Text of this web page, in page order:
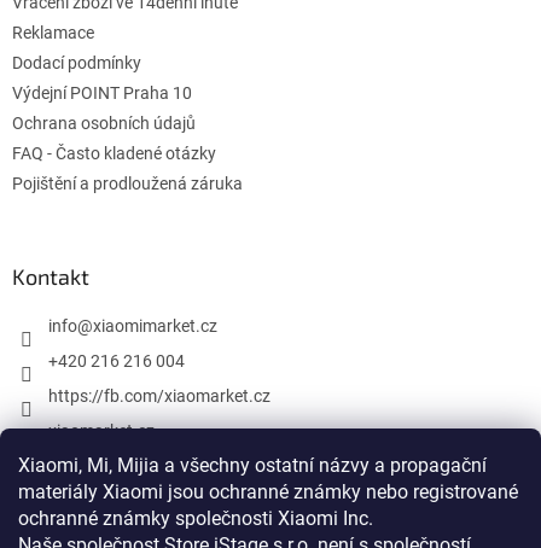
Xiaomi, Mi, Mijia a všechny ostatní názvy a propagační
materiály Xiaomi jsou ochranné známky nebo registrované
ochranné známky společnosti Xiaomi Inc.
Reklamace
Dodací podmínky
Výdejní POINT Praha 10
Ochrana osobních údajů
FAQ - Často kladené otázky
Pojištění a prodloužená záruka
Kontakt
info@xiaomimarket.cz
+420 216 216 004
https://fb.com/xiaomarket.cz
xiaomarket.cz
Vytvoril Shoptet